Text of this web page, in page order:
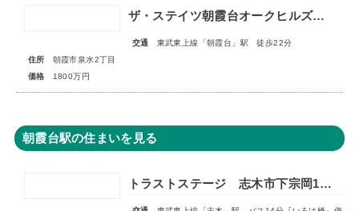
ザ・ステイツ朝霞台オークヒルズ 1階部分
交通
東武東上線「朝霞台」駅 徒歩22分
住所
朝霞市泉水2丁目
価格
1800万円
朝霞台駅の住まいを見る
トラストステージ 志木市下宗岡1丁目7期 全7区画■大変ご好評につき最終1区画となりました■